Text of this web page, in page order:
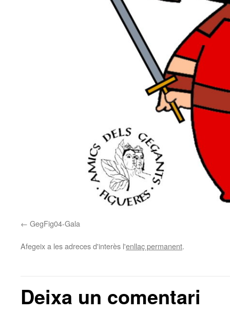
GegFig04-Gala
Afegeix a les adreces d'interès l'enllaç permanent.
Deixa un comentari